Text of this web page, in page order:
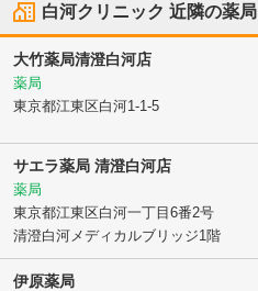
白河クリニック 近隣の薬局
大竹薬局清澄白河店
薬局
東京都江東区白河1-1-5
サエラ薬局 清澄白河店
薬局
東京都江東区白河一丁目6番2号
清澄白河メディカルブリッジ1階
伊原薬局